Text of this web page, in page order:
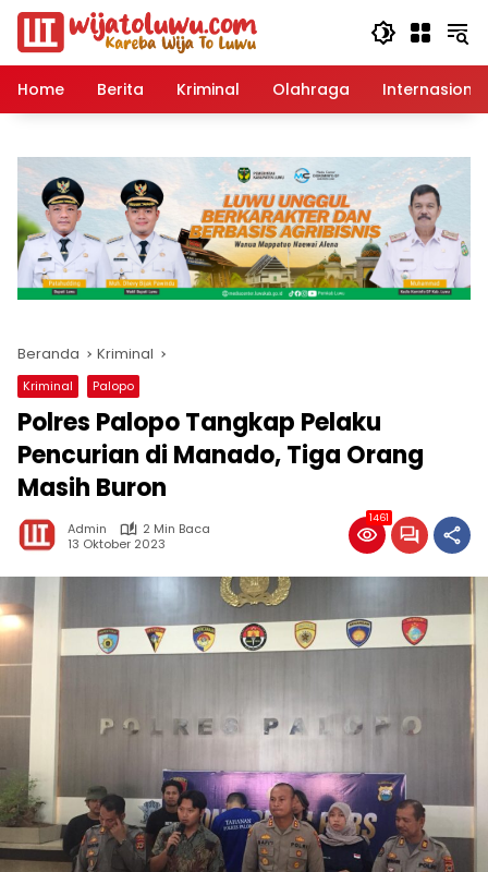
Langsung
konten
Home
Berita Kriminal Olahraga Internasional
Beranda Kriminal
Kriminal Palopo
Polres Palopo Tangkap Pelaku
Pencurian di Manado, Tiga Orang
Masih Buron
Admin
2 Min Baca
13 Oktober 2023
1461